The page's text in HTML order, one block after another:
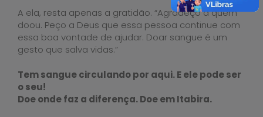
A ela, resta apenas a gratidão. “Agradeço a quem
doou. Peço a Deus que essa pessoa continue com
essa boa vontade de ajudar. Doar sangue é um
gesto que salva vidas.”
Tem sangue circulando por aqui. E ele pode ser
o seu!
Doe onde faz a diferença. Doe em Itabira.